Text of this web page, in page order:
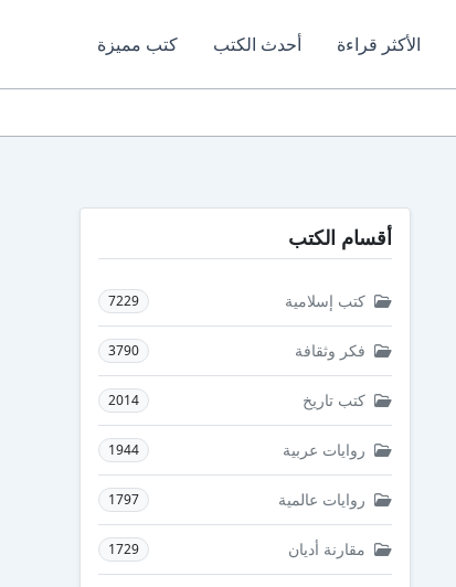
الأكثر قراءة أحدث الكتب كتب مميزة
أقسام الكتب
كتب إسلامية 7229
فكر وثقافة 3790
كتب تاريخ 2014
روايات عربية 1944
روايات عالمية 1797
مقارنة أديان 1729